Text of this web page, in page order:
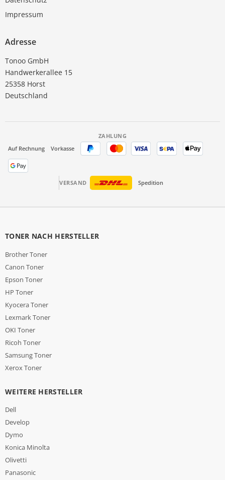
Impressum
Adresse
Tonoo GmbH
Handwerkerallee 15
25358 Horst
Deutschland
ZAHLUNG
Auf Rechnung
Vorkasse
VERSAND Spedition
TONER NACH HERSTELLER
Brother Toner
Canon Toner
Epson Toner
HP Toner
Kyocera Toner
Lexmark Toner
OKI Toner
Ricoh Toner
Samsung Toner
Xerox Toner
WEITERE HERSTELLER
Dell
Develop
Dymo
Konica Minolta
Olivetti
Panasonic